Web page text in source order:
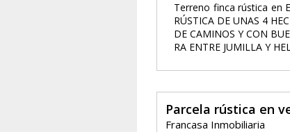
Terreno finca rústica en
RÚSTICA DE UNAS 4
DE CAMINOS Y CON
RA ENTRE JUMILLA Y
Parcela rústica en
Francasa Inmobiliaria